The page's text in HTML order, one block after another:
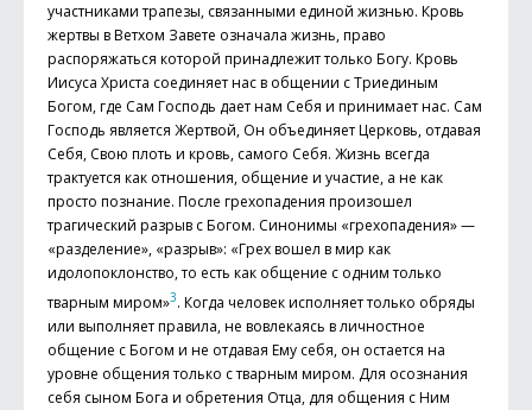
участниками трапезы, связанными единой жизнью. Кровь
жертвы в Ветхом Завете означала жизнь, право
распоряжаться которой принадлежит только Богу. Кровь
Иисуса Христа соединяет нас в общении с Триединым
Богом, где Сам Господь дает нам Себя и принимает нас. Сам
Господь является Жертвой, Он объединяет Церковь, отдавая
Себя, Свою плоть и кровь, самого Себя. Жизнь всегда
трактуется как отношения, общение и участие, а не как
просто познание. После грехопадения произошел
трагический разрыв с Богом. Синонимы «грехопадения» —
«разделение», «разрыв»: «Грех вошел в мир как
идолопоклонство, то есть как общение с одним только
тварным миром»3. Когда человек исполняет только обряды
или выполняет правила, не вовлекаясь в личностное
общение с Богом и не отдавая Ему себя, он остается на
уровне общения только с тварным миром. Для осознания
себя сыном Бога и обретения Отца, для общения с Ним